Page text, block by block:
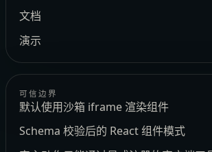
文档
演示
可信边界
默认使用沙箱 iframe 渲染组件
Schema 校验后的 React 组件模式